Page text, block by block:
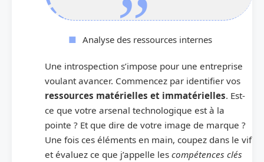
Analyse des ressources internes
Une introspection s’impose pour une entreprise
voulant avancer. Commencez par identifier vos
ressources matérielles et immatérielles. Est-
ce que votre arsenal technologique est à la
pointe ? Et que dire de votre image de marque ?
Une fois ces éléments en main, coupez dans le vif
et évaluez ce que j’appelle les compétences clés